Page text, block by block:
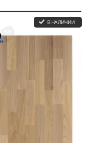
В НАЛИЧИИ